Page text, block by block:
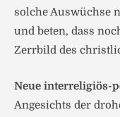
solche Auswüchse
und beten, dass
Zerrbild des
Neue interreligiös-
Angesichts der